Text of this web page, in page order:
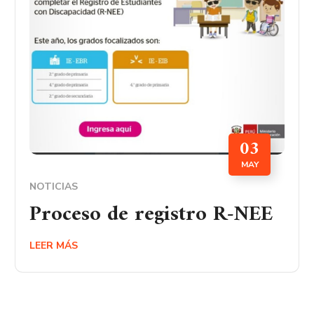
03
MAY
NOTICIAS
Proceso de registro R-NEE
LEER MÁS